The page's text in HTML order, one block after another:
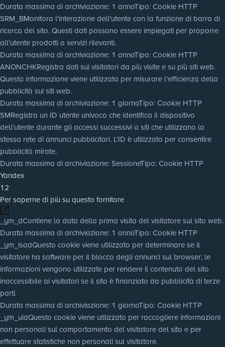
Durata massima di archiviazione: 1 annoTipo: Cookie HTTP
SRM_BMonitora l'interazione dell'utente con la funzione di barra di
ricerca del sito. Questi dati possono essere impiegati per proporre
all'utente prodotti o servizi rilevanti.
Durata massima di archiviazione: 1 annoTipo: Cookie HTTP
ANONCHKRegistra dati sui visitatori da più visite e su più siti web.
Questa informazione viene utilizzata per misurare l'efficienza della
pubblicità sui siti web.
Durata massima di archiviazione: 1 giornoTipo: Cookie HTTP
SMRegistra un ID utente univoco che identifica il dispositivo
dell'utente durante gli accessi successivi a siti che utilizzano la
stessa rete di annunci pubblicitari. L'ID è utilizzato per consentire
pubblicità mirate.
Durata massima di archiviazione: SessioneTipo: Cookie HTTP
Yandex
12
Per saperne di più su questo fornitore
_ym_dContiene la data della prima visita del visitatore sul sito web.
Durata massima di archiviazione: 1 annoTipo: Cookie HTTP
_ym_isadQuesto cookie viene utilizzato per determinare se il
visitatore ha software per il blocco degli annunci sul browser; le
informazioni vengono utilizzate per rendere il contenuto del sito
inaccessibile ai visitatori se il sito è finanziato da pubblicità di terze
parti.
Durata massima di archiviazione: 1 giornoTipo: Cookie HTTP
_ym_uidQuesto cookie viene utilizzato per raccogliere informazioni
non personali sul comportamento del visitatore del sito e per
effettuare statistiche non personali sul visitatore.